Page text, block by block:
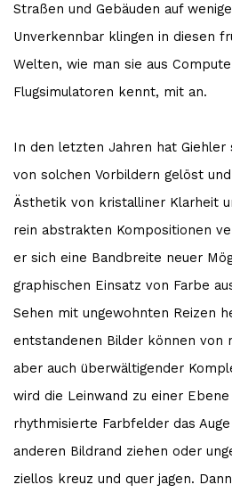
Straßen und Gebäuden auf
Unverkennbar klingen in diesen
Welten, wie man sie aus
Flugsimulatoren kennt, mit an.
In den letzten Jahren hat Giehler
von solchen Vorbildern gelöst
Ästhetik von kristalliner Klarheit
rein abstrakten Kompositionen
er sich eine Bandbreite neuer
graphischen Einsatz von Farbe
Sehen mit ungewohnten Reizen
entstandenen Bilder können von
aber auch überwältigender
wird die Leinwand zu einer
rhythmisierte Farbfelder das
anderen Bildrand ziehen oder
ziellos kreuz und quer jagen.